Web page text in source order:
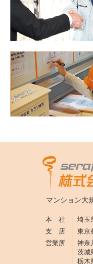
マンション大
本 社
埼玉
支 店
東京
営業所
神奈
茨城
栃木